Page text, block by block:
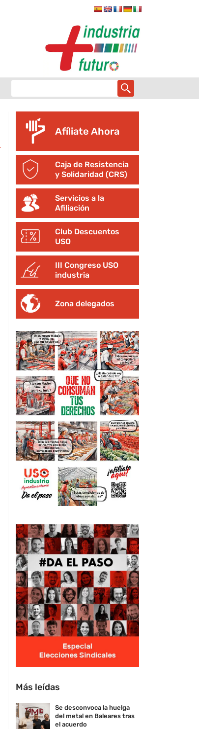
Afíliate Ahora
Caja de Resistencia
y Solidaridad (CRS)
Servicios a la
Afiliación
Club Descuentos
USO
III Congreso USO
industria
Zona delegados
Más leídas
Se desconvoca la huelga
del metal en Baleares tras
el acuerdo